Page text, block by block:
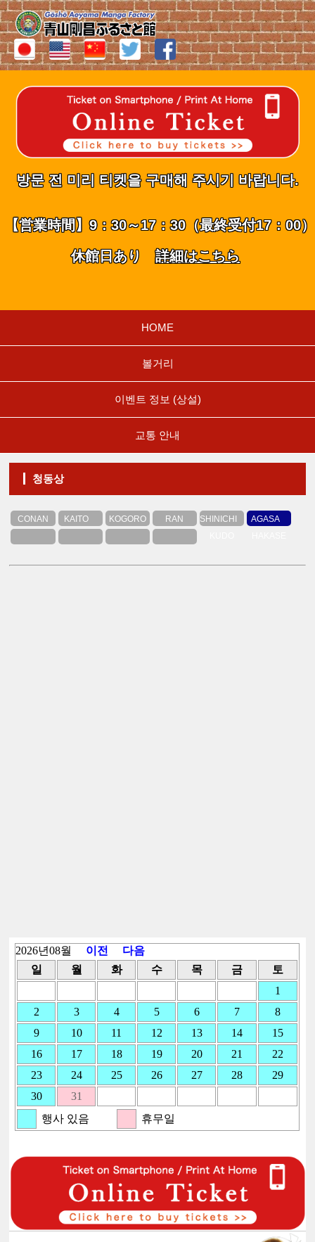
방문 전 미리 티켓을 구매해 주시기 바랍니다.
【営業時間】9：30～17：30（最終受付17：00）
休館日あり詳細はこちら
HOME
볼거리
이벤트 정보 (상설)
교통 안내
청동상
CONAN
KAITO
KOGORO
RAN
SHINICHI
AGASA